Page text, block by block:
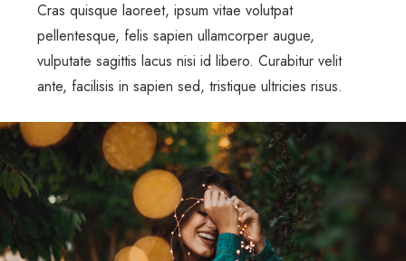
Cras quisque laoreet, ipsum vitae volutpat
pellentesque, felis sapien ullamcorper augue,
vulputate sagittis lacus nisi id libero. Curabitur velit
ante, facilisis in sapien sed, tristique ultricies risus.